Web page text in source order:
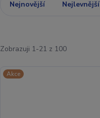
Nejnovější Nejlevnější
Zobrazuji 1-21 z 100
Akce